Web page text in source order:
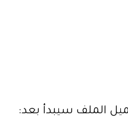
الملف سيبدأ بعد: